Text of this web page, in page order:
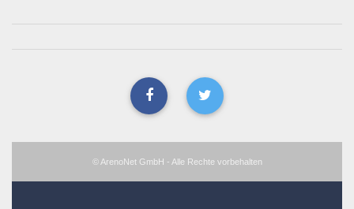
© ArenoNet GmbH - Alle Rechte vorbehalten